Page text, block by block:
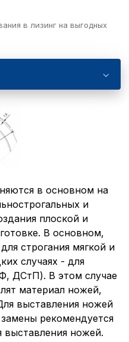
в лизинг на выгодных
в основном на
и
плоской и
В основном,
строгания мягкой и
случаях - для
ДСтП). В этом случае
материал ножей,
выставления ножей
рекомендует­ся
выставления ножей.